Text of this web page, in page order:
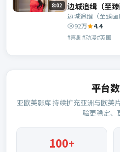
8:02 边城追缉（至臻
边城追缉（至臻
的抉择与人物成长
易烊千玺等主演。
92万 4.4
#喜剧#动漫#英国
平台
亚欧美影库 持续扩充亚洲与欧美
验更稳定、
100+